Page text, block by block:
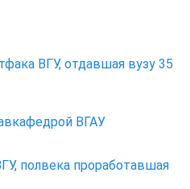
ВГУ, отдавшая вузу 35
ВГАУ
полвека проработавшая